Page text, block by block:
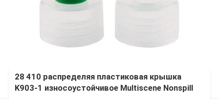
28 410 распределяя пластиковая крышка
K903-1 износоустойчивое Multiscene Nonspill